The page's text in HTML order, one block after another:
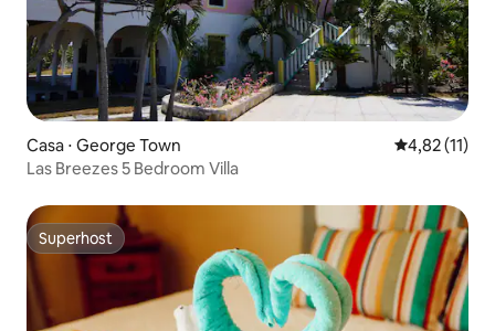
Casa ⋅ George Town 4,82 de uma
4,82 (11)
Las Breezes 5 Bedroom Villa
Superhost
Superhost